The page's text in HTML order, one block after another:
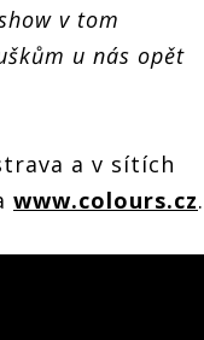
v tom
u nás opět
a v sítích
www.colours.cz.